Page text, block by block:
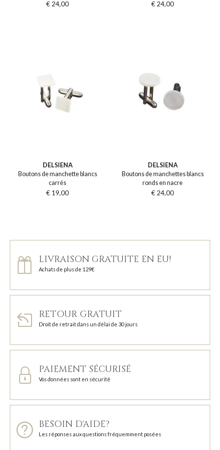
€ 24,00 € 24,00
DELSIENA
Boutons de manchette blancs
carrés
€ 19,00
DELSIENA
Boutons de manchettes blancs
ronds en nacre
€ 24,00
LIVRAISON GRATUITE EN EU!
Achats de plus de 129€
RETOUR GRATUIT
Droit de retrait dans un délai de 30 jours
PAIEMENT SÉCURISÉ
Vos données sont en sécurité
BESOIN D'AIDE?
Les réponses aux questions fréquemment posées